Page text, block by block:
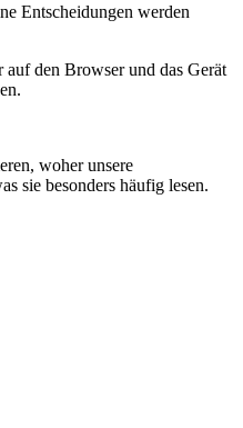
Entscheidungen werden
den Browser und das Gerät
woher unsere
sie besonders häufig lesen.